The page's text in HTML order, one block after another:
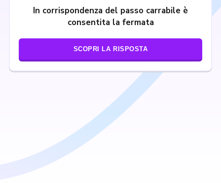
In corrispondenza del passo carrabile è
consentita la fermata
SCOPRI LA RISPOSTA